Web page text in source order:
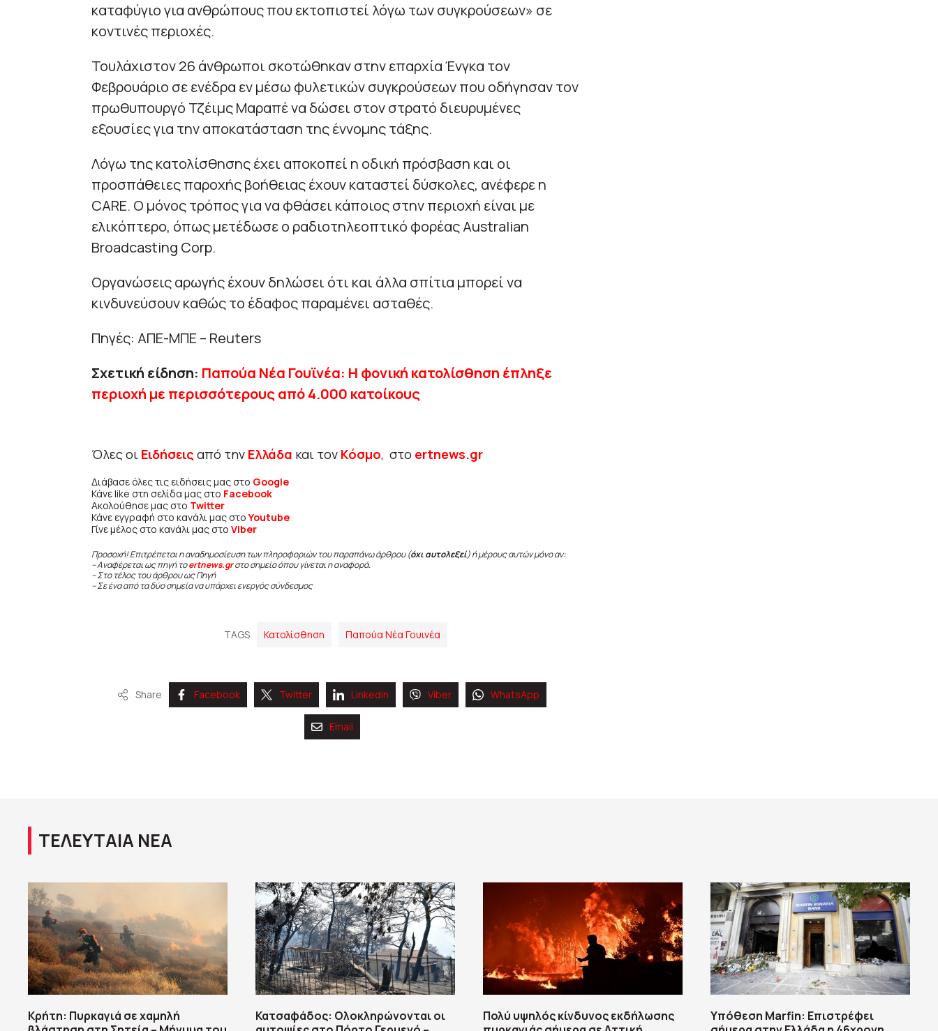
καταφύγιο για ανθρώπους που εκτοπιστεί λόγω των συγκρούσεων» σε
κοντινές περιοχές.
Τουλάχιστον 26 άνθρωποι σκοτώθηκαν στην επαρχία Ένγκα τον
Φεβρουάριο σε ενέδρα εν μέσω φυλετικών συγκρούσεων που οδήγησαν τον
πρωθυπουργό Τζέιμς Μαραπέ να δώσει στον στρατό διευρυμένες
εξουσίες για την αποκατάσταση της έννομης τάξης.
Λόγω της κατολίσθησης έχει αποκοπεί η οδική πρόσβαση και οι
προσπάθειες παροχής βοήθειας έχουν καταστεί δύσκολες, ανέφερε η
CARE. Ο μόνος τρόπος για να φθάσει κάποιος στην περιοχή είναι με
ελικόπτερο, όπως μετέδωσε ο ραδιοτηλεοπτικό φορέας Australian
Broadcasting Corp.
Οργανώσεις αρωγής έχουν δηλώσει ότι και άλλα σπίτια μπορεί να
κινδυνεύσουν καθώς το έδαφος παραμένει ασταθές.
Πηγές: ΑΠΕ-ΜΠΕ – Reuters
Σχετική είδηση: Παπούα Νέα Γουϊνέα: Η φονική κατολίσθηση έπληξε
περιοχή με περισσότερους από 4.000 κατοίκους
Όλες οι Ειδήσεις από την Ελλάδα και τον Κόσμο, στο ertnews.gr
Διάβασε όλες τις ειδήσεις μας στο Google
Κάνε like στη σελίδα μας στο Facebook
Ακολούθησε μας στο Twitter
Κάνε εγγραφή στο κανάλι μας στοYoutube
Γίνε μέλος στο κανάλι μας στο Viber
Προσοχή! Επιτρέπεται η αναδημοσίευση των πληροφοριών του παραπάνω άρθρου (όχι αυτολεξεί) ή μέρους αυτών μόνο αν:
– Αναφέρεται ως πηγή τοertnews.gr στο σημείο όπου γίνεται η αναφορά.
– Στο τέλος του άρθρου ως Πηγή
– Σε ένα από τα δύο σημεία να υπάρχει ενεργός σύνδεσμος
TAGS Κατολίσθηση Παπούα Νέα Γουινέα
Share Facebook Twitter Linkedin Viber WhatsApp
Email
ΤΕΛΕΥΤΑΙΑ ΝΕΑ
Κρήτη: Πυρκαγιά σε χαμηλή
Κατσαφάδος: Ολοκληρώνονται οι
Πολύ υψηλός κίνδυνος εκδήλωσης
Υπόθεση Marfin: Επιστρέφει